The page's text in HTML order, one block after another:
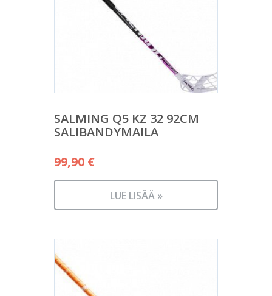
SALMING Q5 KZ 32 92CM
SALIBANDYMAILA
99,90 €
LUE LISÄÄ »